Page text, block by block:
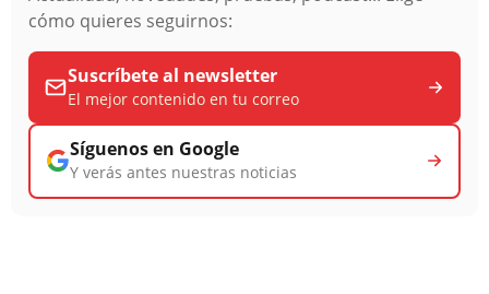
cómo quieres seguirnos:
Suscríbete al newsletter
El mejor contenido en tu correo
Síguenos en Google
Y verás antes nuestras noticias